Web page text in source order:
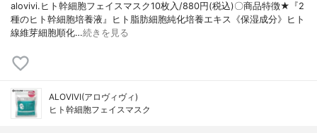
alovivi.ヒト幹細胞フェイスマスク10枚入/880円(税込)〇商品特徴★『2
種のヒト幹細胞培養液』ヒト脂肪細胞純化培養エキス《保湿成分》ヒト
線維芽細胞順化…続きを見る
ALOVIVI(アロヴィヴィ)
ヒト幹細胞フェイスマスク